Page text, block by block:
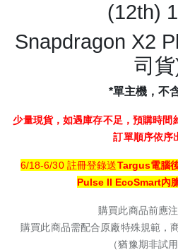
(12th)
Snapdragon X2
司
*單主機，不
少量現貨，如遇庫存不足，預購時間
訂單順序依序
6/18-6/30 註冊登錄送Targus電腦
Pulse II EcoSmart內
購買此商品前應
購買此商品需配合原廠特殊規範，
（猶豫期非試